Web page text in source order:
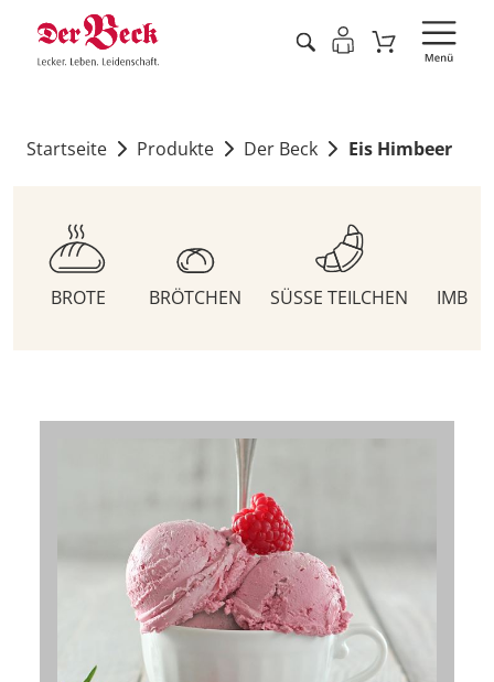
Startseite Produkte Der Beck Eis Himbeer
BROTE BRÖTCHEN SÜSSE TEILCHEN